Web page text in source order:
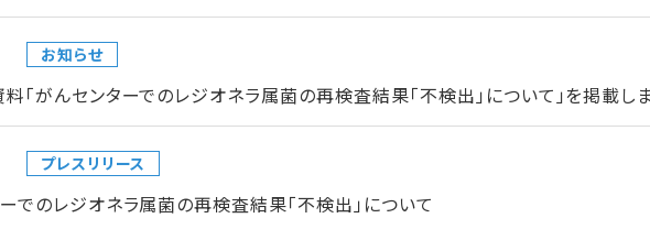
お知らせ
「がんセンターでのレジオネラ属菌の再検査結果「不検出」について」を掲載し
プレスリリース
でのレジオネラ属菌の再検査結果「不検出」について